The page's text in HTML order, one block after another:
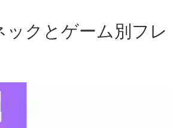
ックとゲーム別フレ